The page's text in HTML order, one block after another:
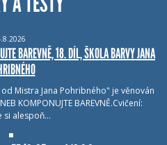
BAREVNĚ, 18. DÍL, ŠKOLA BARVY JANA
Mistra Jana Pohribného" je věnován
KOMPONUJTE BAREVNĚ.Cvičení:
si alespoň…